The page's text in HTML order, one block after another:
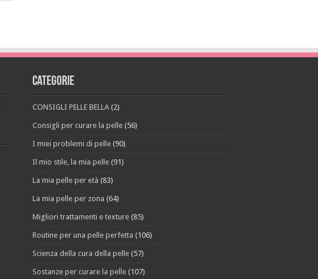
Categorie
CONSIGLI PELLE BELLA (2)
Consigli per curare la pelle (56)
I miei problemi di pelle (90)
Il mio stile, la mia pelle (91)
La mia pelle per età (83)
La mia pelle per zona (64)
Migliori trattamenti e texture (85)
Routine per una pelle perfetta (106)
Scienza della cura della pelle (57)
Sostanze per curare la pelle (107)